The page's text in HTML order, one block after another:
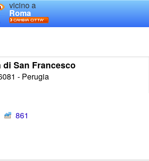
vicino a
Roma
San Francesco
- Perugia
861